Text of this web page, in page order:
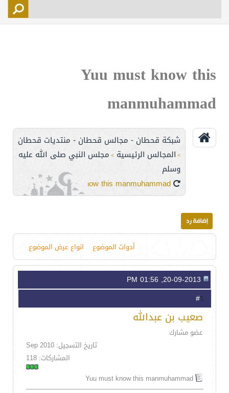
اتصل بنا
Yuu must know this
manmuhammad
شبكة قحطان - مجالس قحطان - منتديات قحطان
> المجالس الرئيسية > مجلس النبي صلى الله عليه
وسلم
أدوات الموضوع انواع عرض الموضوع
1
صعيب بن عبدالله
عضو مشارك
تاريخ التسجيل: Sep 2010
المشاركات: 118